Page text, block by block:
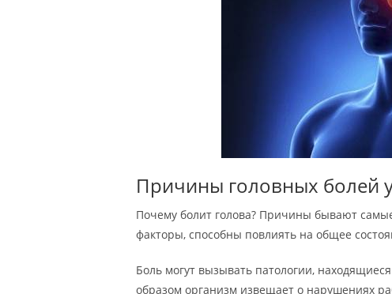
Причины головных болей
Почему болит голова? Причины бывают
факторы, способны повлиять на общее
Боль могут вызывать патологии,
образом организм извещает о нарушениях